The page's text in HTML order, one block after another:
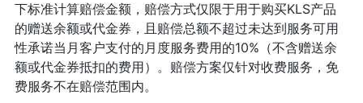
下标准计算赔偿金额，赔偿方式仅限于用于购买KLS产品
的赠送余额或代金券，且赔偿总额不超过未达到服务可用
性承诺当月客户支付的月度服务费用的10%（不含赠送余
额或代金券抵扣的费用）。赔偿方案仅针对收费服务，免
费服务不在赔偿范围内。